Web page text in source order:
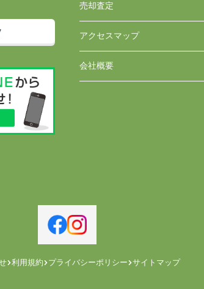
売却査定
アクセスマップ
会社概要
利用規約 プライバシーポリシー サイトマップ